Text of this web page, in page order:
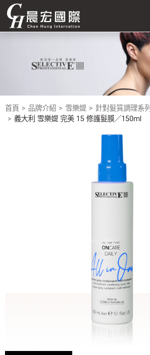
首頁 品牌介紹 雪樂媞
針對髮質調理系列
義大利 雪樂媞 完美 15 修護髮膜／150ml